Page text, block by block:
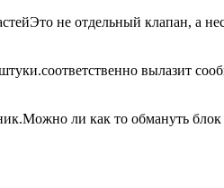
не отдельный клапан, а
вылазит
ли как то обмануть